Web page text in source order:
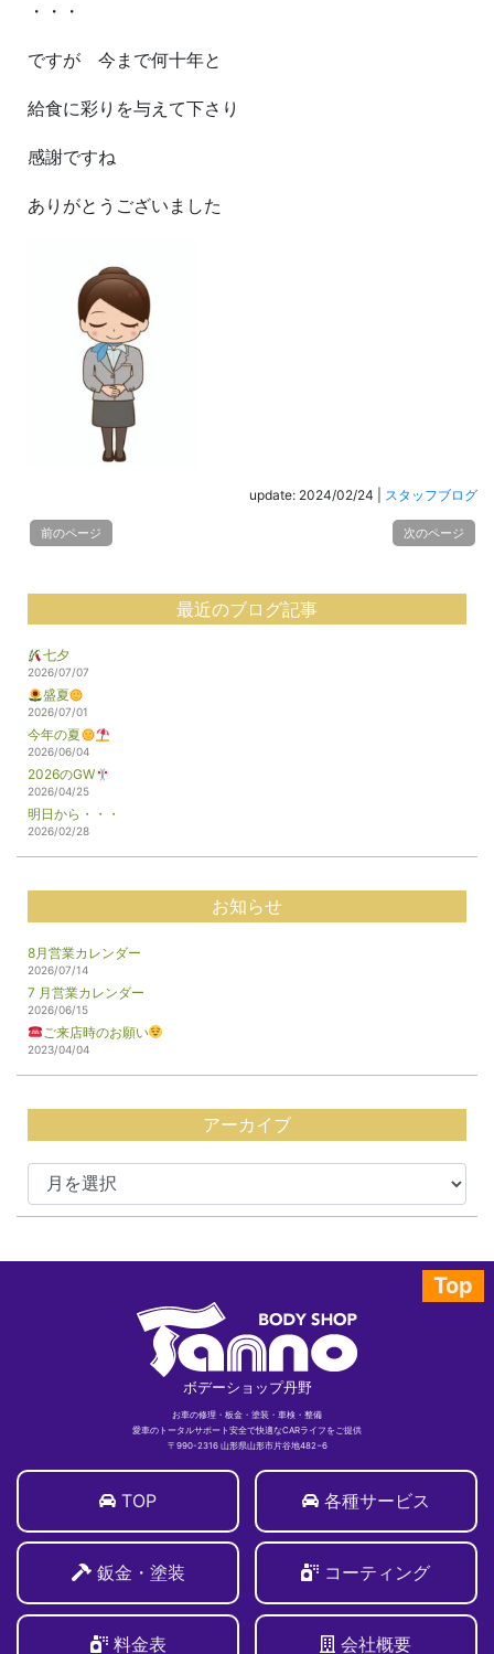
・・・
ですが 今まで何十年と
給食に彩りを与えて下さり
感謝ですね
ありがとうございました
update: 2024/02/24 スタッフブログ
前のページ 次のページ
最近のブログ記事
七夕
2026/07/07
盛夏
2026/07/01
今年の夏
2026/06/04
2026のGW
2026/04/25
明日から・・・
2026/02/28
お知らせ
8月営業カレンダー
2026/07/14
7 月営業カレンダー
2026/06/15
ご来店時のお願い
2023/04/04
アーカイブ
Top
ボデーショップ丹野
お車の修理・板金・塗装・車検・整備
愛車のトータルサポート安全で快適なCARライフをご提供
〒990-2316 山形県山形市片谷地482−6
TOP 各種サービス
鈑金・塗装 コーティング
料金表 会社概要